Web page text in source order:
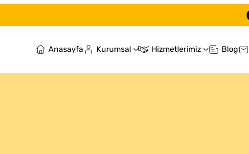
Anasayfa Kurumsal Hizmetlerimiz Blog